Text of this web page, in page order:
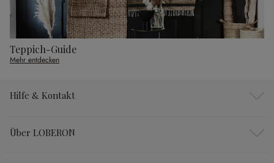
Teppich-Guide
Mehr entdecken
Hilfe & Kontakt
Über LOBERON